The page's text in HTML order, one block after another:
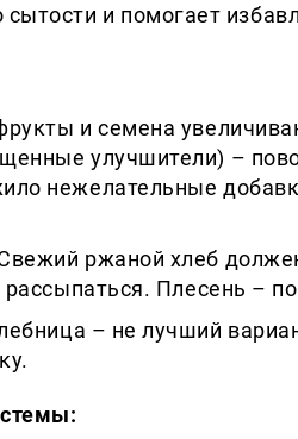
сытости и помогает
и семена
улучшители) –
нежелательные
ржаной хлеб
Плесень –
– не лучший